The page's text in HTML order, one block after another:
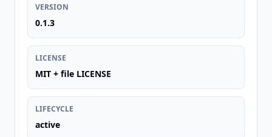
VERSION
0.1.3
LICENSE
MIT + file LICENSE
LIFECYCLE
active